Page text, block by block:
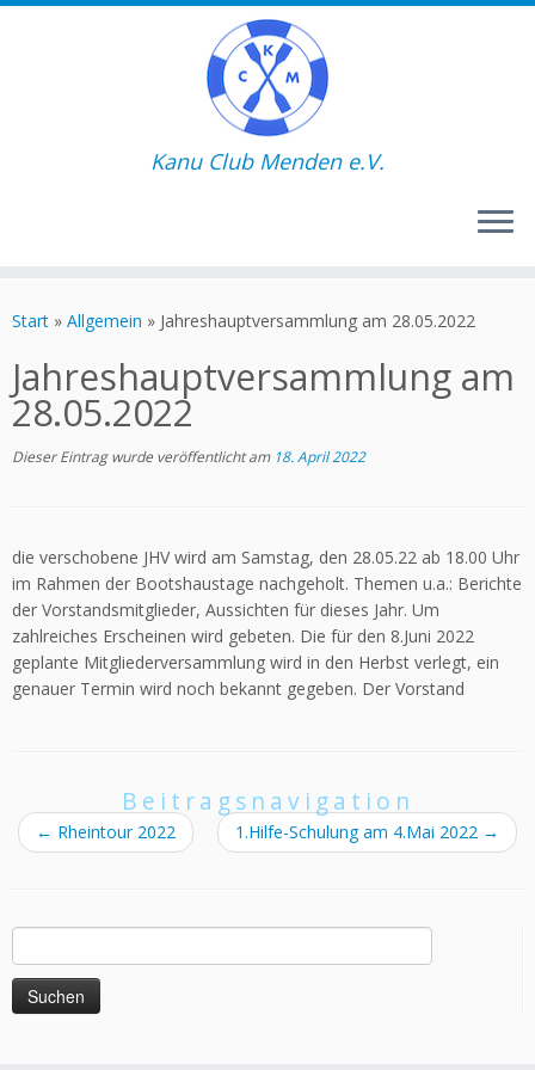
Inhalt
Kanu Club Menden e.V.
Start » Allgemein » Jahreshauptversammlung am 28.05.2022
Jahreshauptversammlung am
28.05.2022
Dieser Eintrag wurde veröffentlicht am 18. April 2022
die verschobene JHV wird am Samstag, den 28.05.22 ab 18.00 Uhr
im Rahmen der Bootshaustage nachgeholt. Themen u.a.: Berichte
der Vorstandsmitglieder, Aussichten für dieses Jahr. Um
zahlreiches Erscheinen wird gebeten. Die für den 8.Juni 2022
geplante Mitgliederversammlung wird in den Herbst verlegt, ein
genauer Termin wird noch bekannt gegeben. Der Vorstand
Beitragsnavigation
← Rheintour 2022 1.Hilfe-Schulung am 4.Mai 2022 →
Suchen
nach: